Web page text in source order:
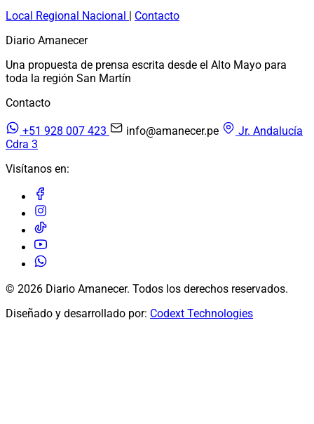
Local Regional Nacional | Contacto
Diario Amanecer
Una propuesta de prensa escrita desde el Alto Mayo para
toda la región San Martín
Contacto
+51 928 007 423 info@amanecer.pe
Jr. Andalucía
Cdra 3
Visítanos en:
© 2026 Diario Amanecer. Todos los derechos reservados.
Diseñado y desarrollado por: Codext Technologies